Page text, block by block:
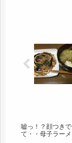
嘘っ！？顔つき
て・・母子ラー